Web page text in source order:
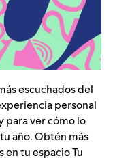
escuchados del
personal
para ver cómo lo
año. Obtén más
tu espacio Tu